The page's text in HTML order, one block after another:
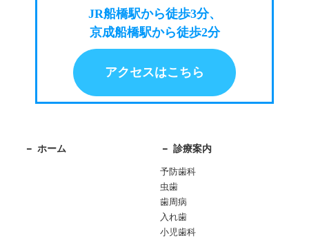
JR船橋駅から徒歩3分、
京成船橋駅から徒歩2分
アクセスはこちら
ホーム 診療案内
予防歯科
虫歯
歯周病
入れ歯
小児歯科